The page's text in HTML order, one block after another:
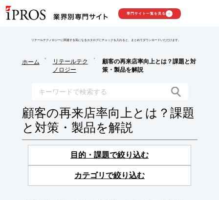
専門サイト一覧を見る
リテールテクノロジーに関連する気になるカタログにチェックを入れると、まとめてダウンロードいただけます。
ホーム
>
リテールテク
ノロジー
>
顧客の再来店率向上とは？課題と対
策・製品を解説
顧客の再来店率向上とは？課題
と対策・製品を解説
目的・課題で絞り込む
カテゴリで絞り込む